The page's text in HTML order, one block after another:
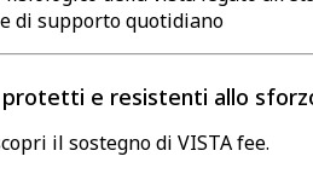
di supporto quotidiano
protetti e resistenti allo
il sostegno di VISTA fee.